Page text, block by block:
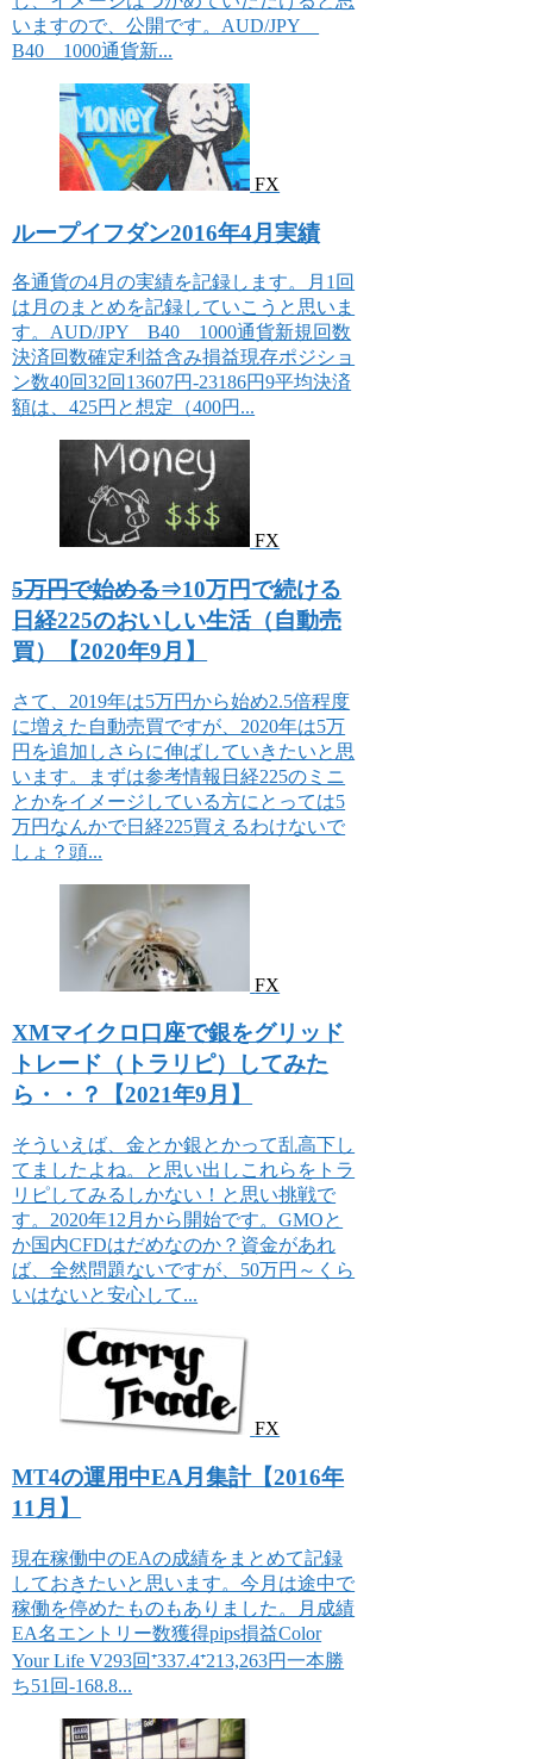
いますので、公開です。AUD/JPY
B40 1000通貨新...
FX
ループイフダン2016年4月実績
各通貨の4月の実績を記録します。月1回
は月のまとめを記録していこうと思いま
す。AUD/JPY B40 1000通貨新規回数
決済回数確定利益含み損益現存ポジショ
ン数40回32回13607円-23186円9平均決済
額は、425円と想定（400円...
FX
5万円で始める⇒10万円で続ける
日経225のおいしい生活（自動売
買）【2020年9月】
さて、2019年は5万円から始め2.5倍程度
に増えた自動売買ですが、2020年は5万
円を追加しさらに伸ばしていきたいと思
います。まずは参考情報日経225のミニ
とかをイメージしている方にとっては5
万円なんかで日経225買えるわけないで
しょ？頭...
FX
XMマイクロ口座で銀をグリッド
トレード（トラリピ）してみた
ら・・？【2021年9月】
そういえば、金とか銀とかって乱高下し
てましたよね。と思い出しこれらをトラ
リピしてみるしかない！と思い挑戦で
す。2020年12月から開始です。GMOと
か国内CFDはだめなのか？資金があれ
ば、全然問題ないですが、50万円～くら
いはないと安心して...
FX
MT4の運用中EA月集計【2016年
11月】
現在稼働中のEAの成績をまとめて記録
しておきたいと思います。今月は途中で
稼働を停めたものもありました。月成績
EA名エントリー数獲得pips損益Color
Your Life V293回⁺337.4⁺213,263円一本勝
ち51回-168.8...